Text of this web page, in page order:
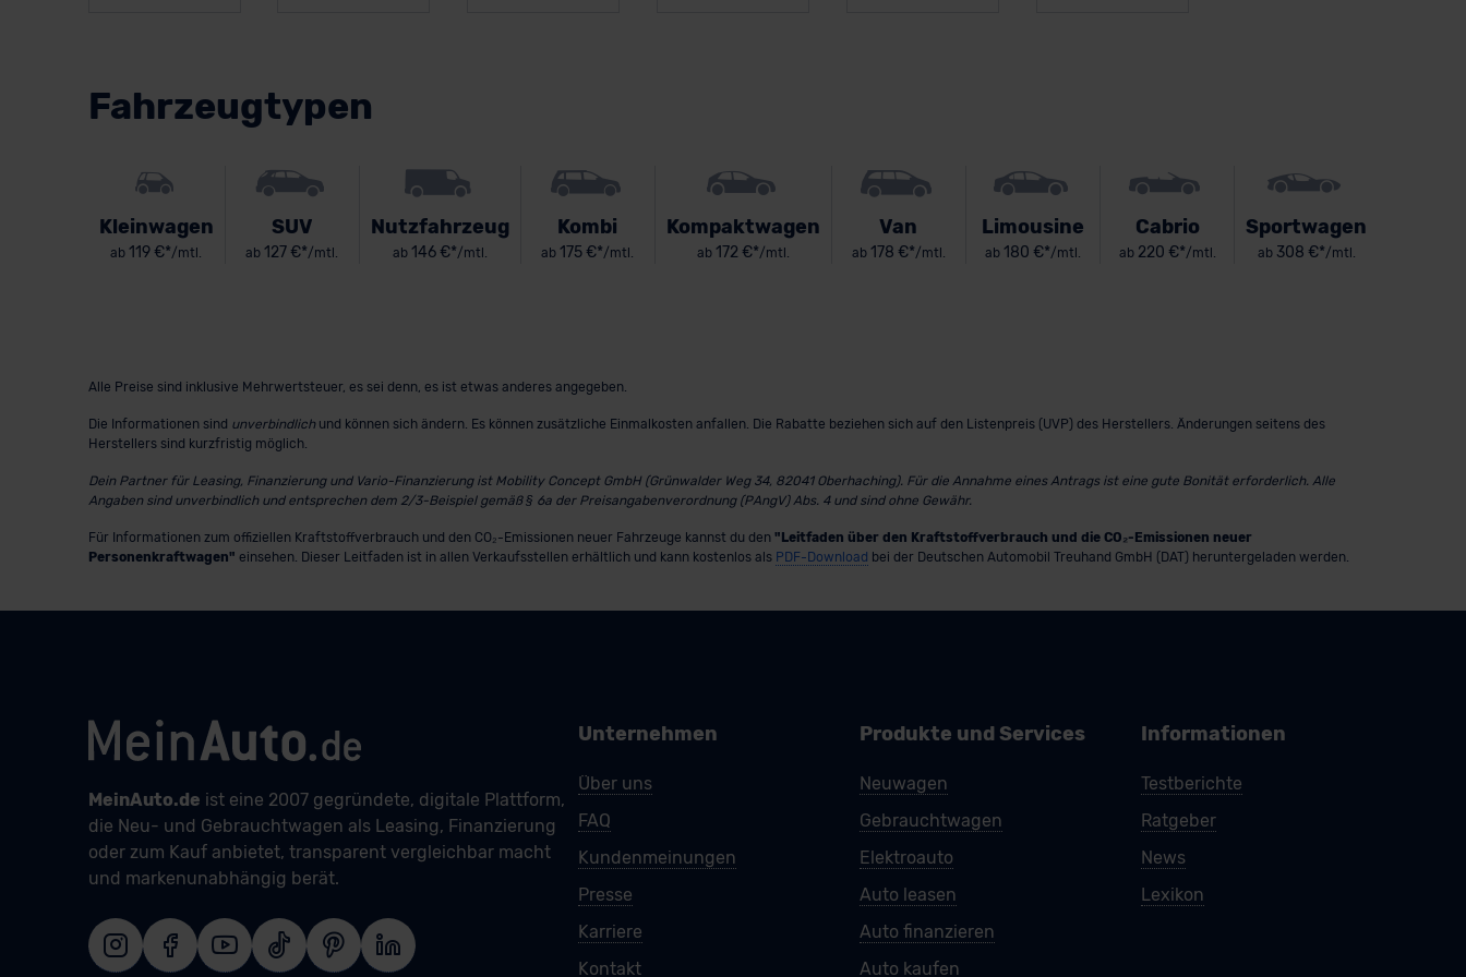
Fahrzeugtypen
Kleinwagen
ab 119 €*/mtl.
SUV
ab 127 €*/mtl.
Nutzfahrzeug
ab146 €*/mtl.
Kombi
ab 175 €*/mtl.
Kompaktwagen
ab172 €*/mtl.
Van
ab178 €*/mtl.
Limousine
ab 180 €*/mtl.
Cabrio
ab220 €*/mtl.
Sportwagen
ab308 €*/mtl.
Alle Preise sind inklusive Mehrwertsteuer, es sei denn, es ist etwas anderes angegeben.
Die Informationen sind unverbindlichund können sich ändern. Es können zusätzliche Einmalkosten anfallen. Die Rabatte beziehen sich auf den Listenpreis (UVP) des Herstellers. Änderungen seitens des
Herstellers sind kurzfristig möglich.
Dein Partner für Leasing, Finanzierung und Vario-Finanzierung ist Mobility Concept GmbH (Grünwalder Weg 34, 82041 Oberhaching). Für die Annahme eines Antrags ist eine gute Bonität erforderlich. Alle
Angaben sind unverbindlich und entsprechen dem 2/3-Beispiel gemäß § 6a der Preisangabenverordnung (PAngV) Abs. 4 und sind ohne Gewähr.
Für Informationen zum offiziellen Kraftstoffverbrauch und den CO₂-Emissionen neuer Fahrzeuge kannst du den "Leitfaden über den Kraftstoffverbrauch und die CO₂-Emissionen neuer
Personenkraftwagen" einsehen. Dieser Leitfaden ist in allen Verkaufsstellen erhältlich und kann kostenlos als PDF-Download bei der Deutschen Automobil Treuhand GmbH (DAT) heruntergeladen werden.
MeinAuto.de ist eine 2007 gegründete, digitale Plattform,
die Neu- und Gebrauchtwagen als Leasing, Finanzierung
oder zum Kauf anbietet, transparent vergleichbar macht
und markenunabhängig berät.
Unternehmen
Über uns
FAQ
Kundenmeinungen
Presse
Karriere
Kontakt
Produkte und Services
Neuwagen
Gebrauchtwagen
Elektroauto
Auto leasen
Auto finanzieren
Auto kaufen
Informationen
Testberichte
Ratgeber
News
Lexikon